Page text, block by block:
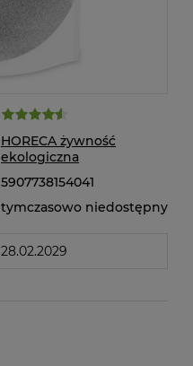
HORECA żywność
ekologiczna
5907738154041
tymczasowo niedostępny
28.02.2029